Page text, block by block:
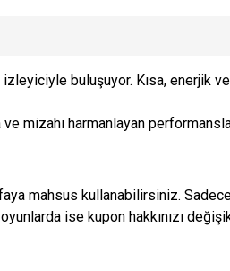
buluşuyor. Kısa, enerjik
mizahı harmanlayan
mahsus kullanabilirsiniz. Sadece
ise kupon hakkınızı